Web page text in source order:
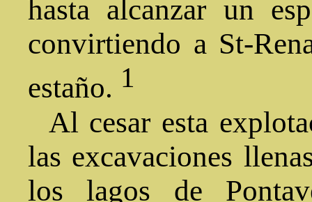
hasta alcanzar un
convirtiendo a St-
estaño. 1
Al cesar esta
las excavaciones
los lagos de